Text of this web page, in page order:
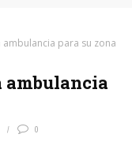
para su zona
ambulancia
0